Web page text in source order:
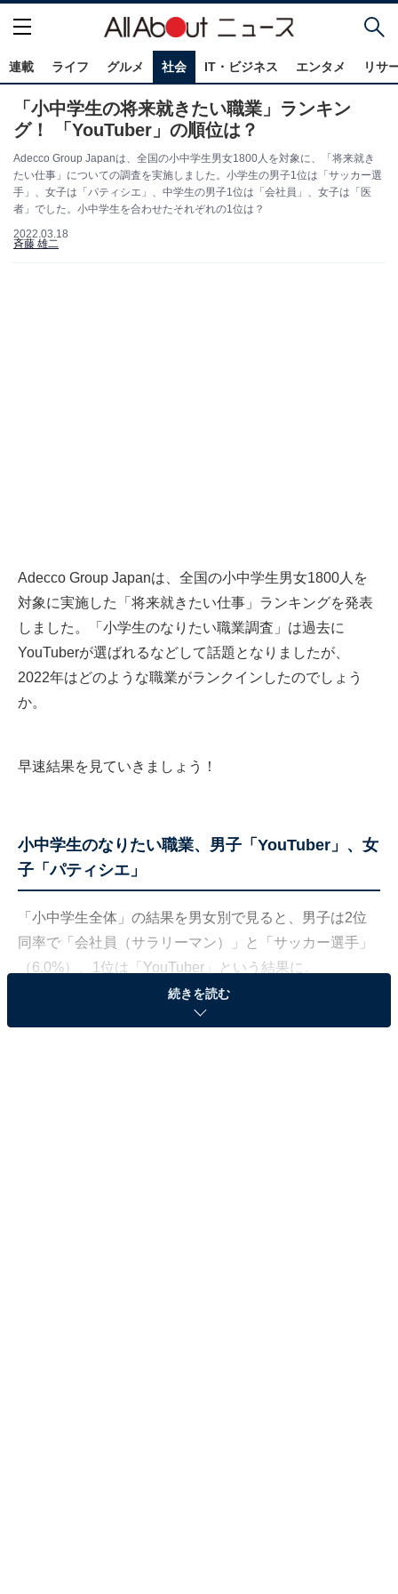
連載 ライフ グルメ 社会 IT・ビジネス エンタメ リサ
「小中学生の将来就きたい職業」ランキン
グ！ 「YouTuber」の順位は？
Adecco Group Japanは、全国の⼩中学⽣男⼥1800人を対象に、「将来就き
たい仕事」についての調査を実施しました。小学生の男子1位は「サッカー選
手」、女子は「パティシエ」、中学生の男子1位は「会社員」、女子は「医
者」でした。小中学生を合わせたそれぞれの1位は？
2022.03.18
斉藤 雄二
Adecco Group Japanは、全国の⼩中学⽣男⼥1800人を
対象に実施した「将来就きたい仕事」ランキングを発表
しました。「小学生のなりたい職業調査」は過去に
YouTuberが選ばれるなどして話題となりましたが、
2022年はどのような職業がランクインしたのでしょう
か。
早速結果を見ていきましょう！
小中学生のなりたい職業、男子「YouTuber」、女
子「パティシエ」
「小中学生全体」の結果を男女別で見ると、男子は2位
同率で「会社員（サラリーマン）」と「サッカー選手」
（6.0%）、1位は「YouTuber」という結果に。
続きを読む